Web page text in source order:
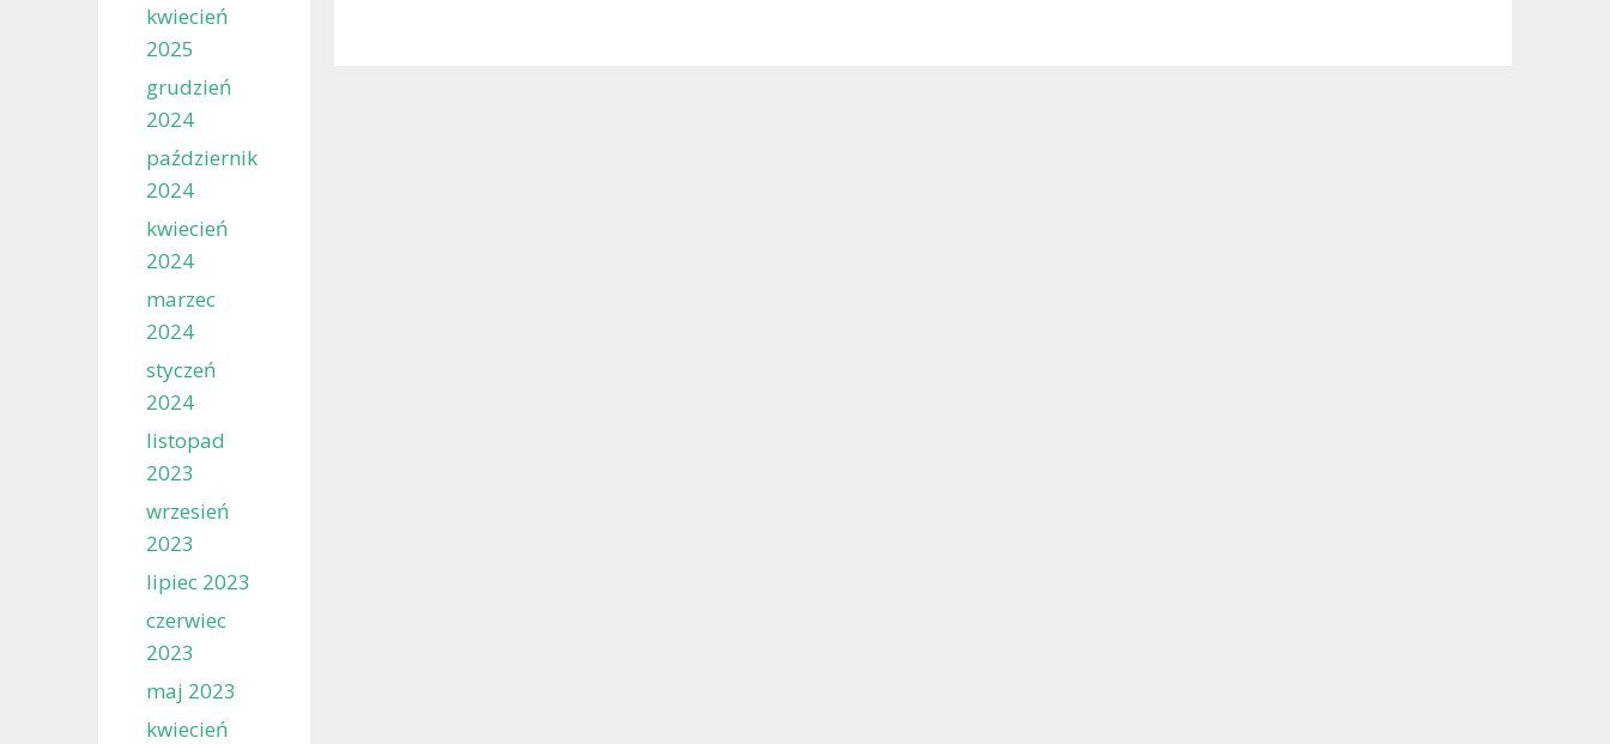
kwiecień
2025
grudzień
2024
październik
2024
kwiecień
2024
marzec
2024
styczeń
2024
listopad
2023
wrzesień
2023
lipiec 2023
czerwiec
2023
maj 2023
kwiecień